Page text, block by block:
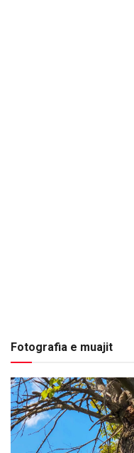
Fotografia e muajit